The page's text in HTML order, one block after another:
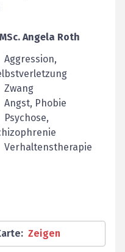
MSc. Angela Roth
Aggression,
Zwang
Angst, Phobie
Psychose,
Verhaltenstherapie
: Zeigen